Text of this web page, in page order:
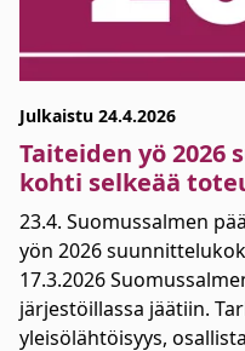
Julkaistu 24.4.2026
Taiteiden yö
kohti selkeää
23.4. Suomussalmen
yön 2026
17.3.2026
järjestöillassa jäätiin.
yleisölähtöisyys,